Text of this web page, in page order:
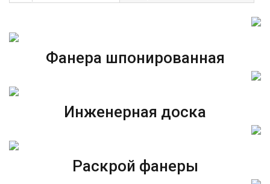
Фанера шпонированная
Инженерная доска
Раскрой фанеры